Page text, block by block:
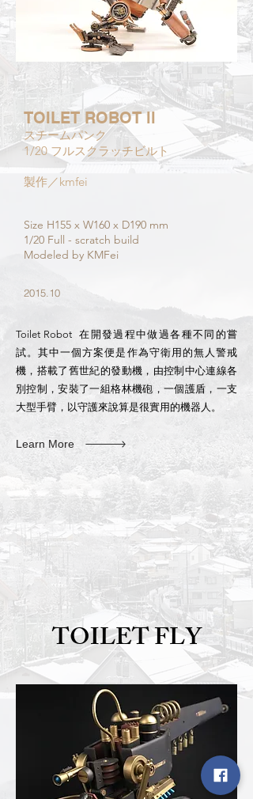
TOILET ROBOT ll
スチームパンク
1/20 フルスクラッチビルト
製作／kmfei
Size H155 x W160 x D190 mm
1/20 Full - scratch build​
Modeled by KMFei
2015.10
Toilet Robot 在開發過程中做過各種不同的嘗
試。其中一個方案便是作為守衛用的無人警戒
機，搭載了舊世紀的發動機，由控制中心連線各
別控制，安裝了一組格林機砲，一個護盾，一支
大型手臂，以守護來說算是很實​用的機器人。
Learn More
TOILET FLY